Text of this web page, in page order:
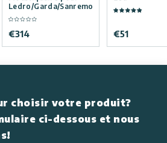
Ledro/Garda/Sanremo
€314 €51
choisir votre produit?
ci-dessous et nous